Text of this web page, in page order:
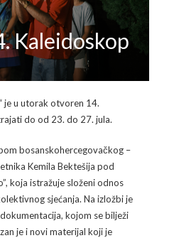
Kaleidoskop
je u utorak otvoren 14.
do od 23. do 27. jula.
bosanskohercegovačkog –
Kemila Bektešija pod
koja istražuje složeni odnos
sjećanja. Na izložbi je
kojom se bilježi
je i novi materijal koji je